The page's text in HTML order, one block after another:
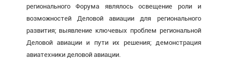
регионального Форума являлось освещение роли и
возможностей Деловой авиации для регионального
развития; выявление ключевых проблем региональной
Деловой авиации и пути их решения; демонстрация
авиатехники деловой авиации.